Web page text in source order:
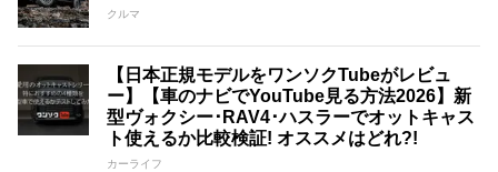
クルマ
【日本正規モデルをワンソクTubeがレビュ
ー】【車のナビでYouTube見る方法2026】新
型ヴォクシー･RAV4･ハスラーでオットキャス
ト使えるか比較検証! オススメはどれ?!
カーライフ